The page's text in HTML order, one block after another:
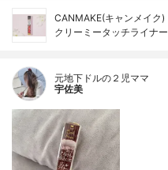
CANMAKE(キャンメイク)
クリーミータッチライナー
元地下ドルの２児ママ
宇佐美